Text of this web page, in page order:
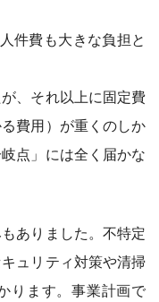
件費も大きな負担と
、それ以上に固定費
費用）が重くのしか
点」には全く届かな
ありました。不特定
ュリティ対策や清掃
ります。事業計画で